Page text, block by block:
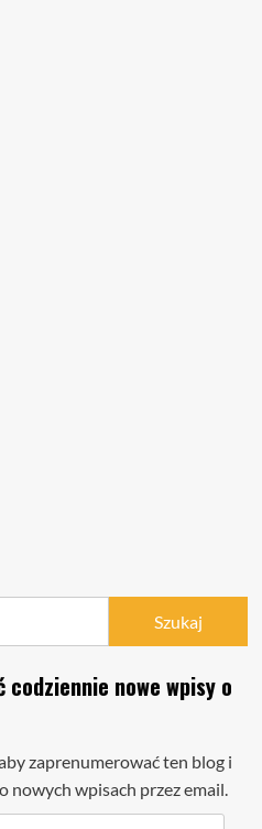
nowe wpisy o
zaprenumerować ten blog i
wpisach przez email.